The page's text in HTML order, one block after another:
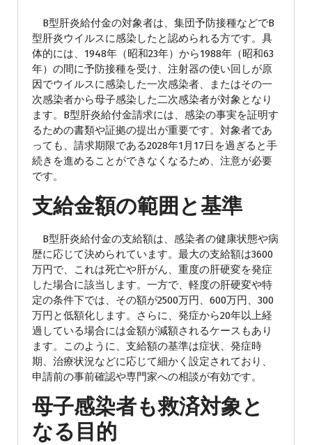
B型肝炎給付金の対象者は、集団予防接種などでB
型肝炎ウイルスに感染したと認められる方です。具
体的には、1948年（昭和23年）から1988年（昭和63
年）の間に予防接種を受け、注射器の使い回しが原
因でウイルスに感染した一次感染者、またはその一
次感染者から母子感染した二次感染者が対象となり
ます。B型肝炎給付金請求には、感染の事実を証明す
るための書類や証拠の提出が重要です。対象者であ
っても、請求期限である2028年1月17日を過ぎると手
続きを進めることができなくなるため、注意が必要
です。
支給金額の範囲と基準
B型肝炎給付金の支給額は、感染者の健康状態や病
歴に応じて決められています。最大の支給額は3600
万円で、これは死亡や肝がん、重度の肝硬変を発症
した場合に該当します。一方で、軽度の肝硬変や特
定の条件下では、その額が2500万円、600万円、300
万円と低額化します。さらに、発症から20年以上経
過している場合には金額が減額されるケースもあり
ます。このように、支給額の基準は症状、発症時
期、治療状況などに応じて細かく設定されており、
申請前の事前確認や専門家への相談が有効です。
母子感染者も救済対象と
なる目的